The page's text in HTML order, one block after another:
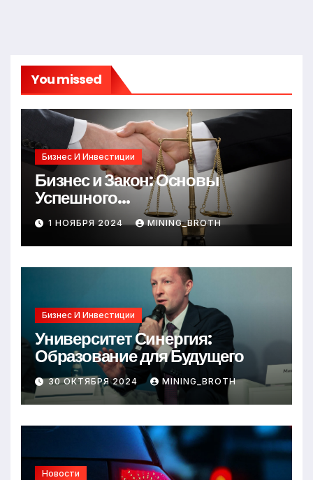
You missed
Бизнес И Инвестиции
Бизнес и Закон: Основы
Успешного
Предпринимательства
1 НОЯБРЯ 2024 MINING_BROTH
Бизнес И Инвестиции
Университет Синергия:
Образование для Будущего
30 ОКТЯБРЯ 2024 MINING_BROTH
Новости